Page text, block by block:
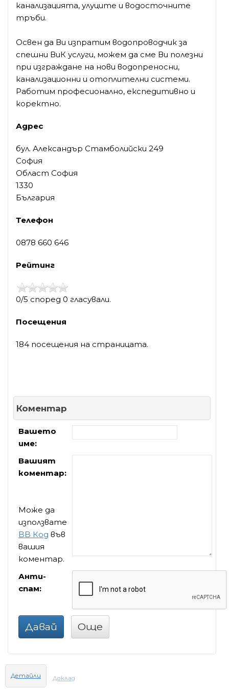
канализацията, улуците и водосточните
тръби.
Освен да Ви изпратим водопроводчик за
спешни ВиК услуги, можем да сме Ви полезни
при изграждане на нови водопреносни,
канализационни и отоплителни системи.
Работим професионално, експедитивно и
коректно.
Адрес
бул. Александър Стамболийски 249
София
Област София
1330
България
Телефон
0878 660 646
Рейтинг
0/5 според 0 гласували.
Посещения
184 посещения на страницата.
Коментар
Вашето
име:
Вашият
коментар:
Може да
използвате
BB Код във
вашия
коментар.
Анти-
спам:
Давай Още
Детайли Доклад